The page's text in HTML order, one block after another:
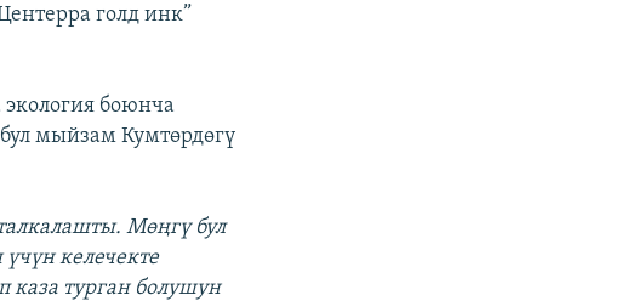
голд инк”
боюнча
мыйзам Кумтөрдөгү
Мөңгү бул
келечекте
каза турган болушун